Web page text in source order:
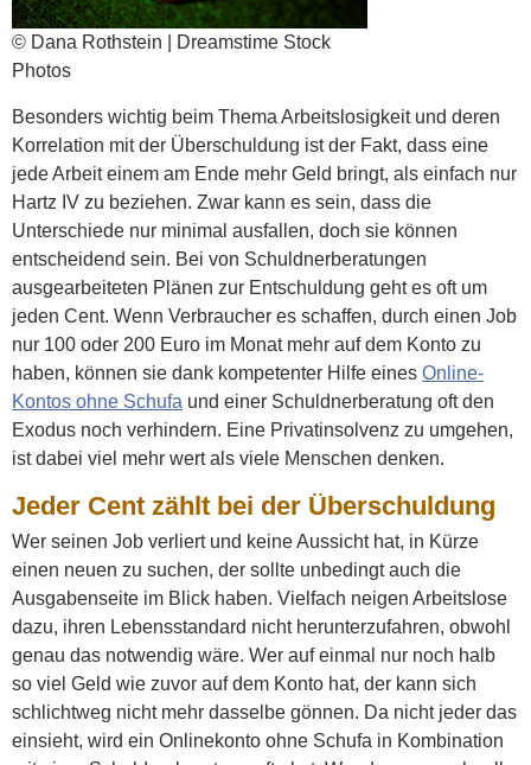
© Dana Rothstein | Dreamstime Stock
Photos
Besonders wichtig beim Thema Arbeitslosigkeit und deren
Korrelation mit der Überschuldung ist der Fakt, dass eine
jede Arbeit einem am Ende mehr Geld bringt, als einfach nur
Hartz IV zu beziehen. Zwar kann es sein, dass die
Unterschiede nur minimal ausfallen, doch sie können
entscheidend sein. Bei von Schuldnerberatungen
ausgearbeiteten Plänen zur Entschuldung geht es oft um
jeden Cent. Wenn Verbraucher es schaffen, durch einen Job
nur 100 oder 200 Euro im Monat mehr auf dem Konto zu
haben, können sie dank kompetenter Hilfe eines Online-
Kontos ohne Schufa und einer Schuldnerberatung oft den
Exodus noch verhindern. Eine Privatinsolvenz zu umgehen,
ist dabei viel mehr wert als viele Menschen denken.
Jeder Cent zählt bei der Überschuldung
Wer seinen Job verliert und keine Aussicht hat, in Kürze
einen neuen zu suchen, der sollte unbedingt auch die
Ausgabenseite im Blick haben. Vielfach neigen Arbeitslose
dazu, ihren Lebensstandard nicht herunterzufahren, obwohl
genau das notwendig wäre. Wer auf einmal nur noch halb
so viel Geld wie zuvor auf dem Konto hat, der kann sich
schlichtweg nicht mehr dasselbe gönnen. Da nicht jeder das
einsieht, wird ein Onlinekonto ohne Schufa in Kombination